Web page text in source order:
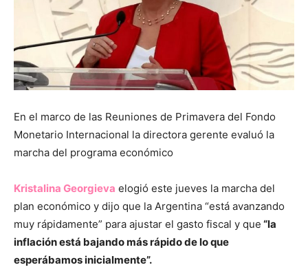
En el marco de las Reuniones de Primavera del Fondo
Monetario Internacional la directora gerente evaluó la
marcha del programa económico
Kristalina Georgieva elogió este jueves la marcha del
plan económico y dijo que la Argentina “está avanzando
muy rápidamente” para ajustar el gasto fiscal y que “la
inflación está bajando más rápido de lo que
esperábamos inicialmente”.